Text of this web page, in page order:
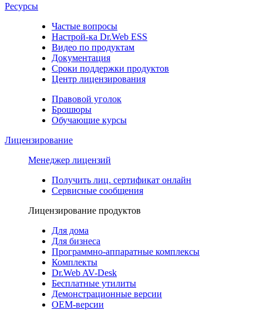
Ресурсы
Частые вопросы
Настрой-ка Dr.Web ESS
Видео по продуктам
Документация
Сроки поддержки продуктов
Центр лицензирования
Правовой уголок
Брошюры
Обучающие курсы
Лицензирование
Менеджер лицензий
Получить лиц. сертификат онлайн
Сервисные сообщения
Лицензирование продуктов
Для дома
Для бизнеса
Программно-аппаратные комплексы
Комплекты
Dr.Web AV-Desk
Бесплатные утилиты
Демонстрационные версии
ОЕМ-версии